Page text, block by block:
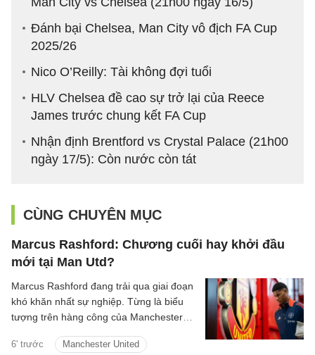
Đánh bại Chelsea, Man City vô địch FA Cup
2025/26
Nico O’Reilly: Tài không đợi tuổi
HLV Chelsea đề cao sự trở lại của Reece
James trước chung kết FA Cup
Nhận định Brentford vs Crystal Palace (21h00
ngày 17/5): Còn nước còn tát
CÙNG CHUYÊN MỤC
Marcus Rashford: Chương cuối hay khởi đầu
mới tại Man Utd?
6' trước Manchester United
Marcus Rashford đang trải qua giai đoạn
khó khăn nhất sự nghiệp. Từng là biểu
tượng trên hàng công của Manchester
Wayne Rooney thứ hai của bóng đá Anh,